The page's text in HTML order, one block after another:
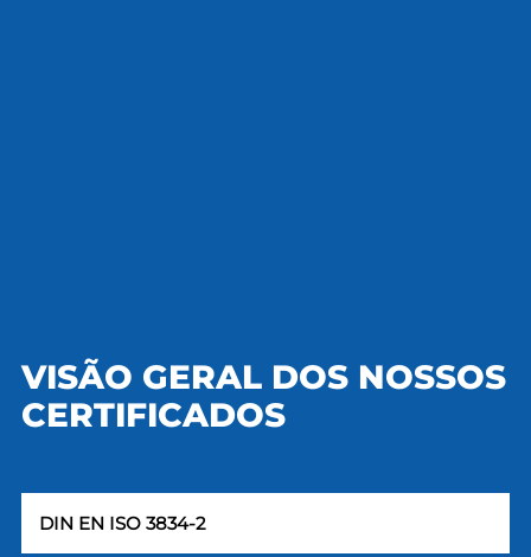
VISÃO GERAL DOS NOSSOS
CERTIFICADOS
DIN EN ISO 3834-2